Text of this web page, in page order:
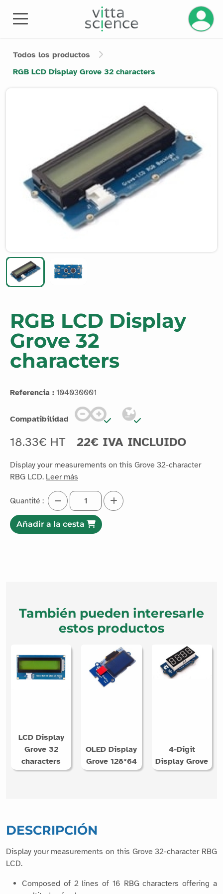
Todos los productos
RGB LCD Display Grove 32 characters
RGB LCD Display
Grove 32
characters
Referencia : 104030001
Compatibilidad
18.33€ HT 22€ IVA INCLUIDO
Display your measurements on this Grove 32-character
RBG LCD. Leer más
Quantité :
Añadir a la cesta
También pueden interesarle
estos productos
LCD Display
Grove 32
characters
OLED Display
Grove 128*64
4-Digit
Display Grove
DESCRIPCIÓN
Display your measurements on this Grove 32-character RBG
LCD.
Composed of 2 lines of 16 RBG characters offering a
multitude of colors